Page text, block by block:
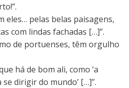
eles… pelas belas paisagens,
com lindas fachadas […]”.
de portuenses, têm orgulho
há de bom ali, como ‘a
dirigir do mundo’ […]”.